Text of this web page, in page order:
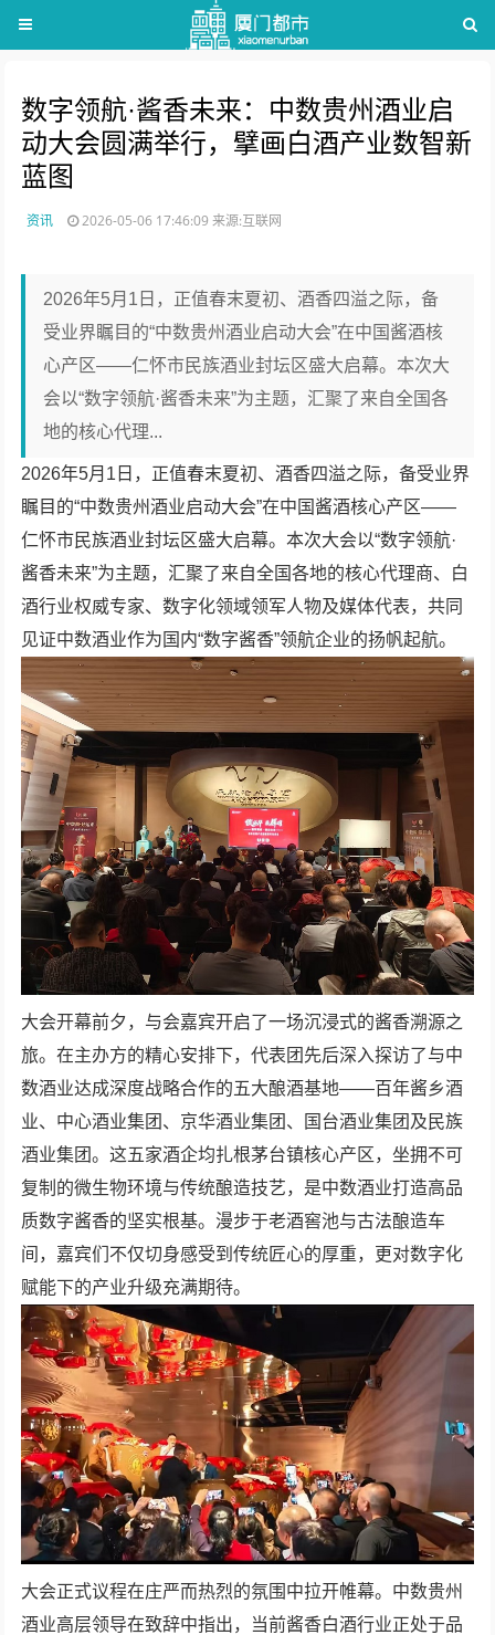
数字领航·酱香未来：中数贵州酒业启
动大会圆满举行，擘画白酒产业数智新
蓝图
资讯 2026-05-06 17:46:09来源:互联网
2026年5月1日，正值春末夏初、酒香四溢之际，备
受业界瞩目的“中数贵州酒业启动大会”在中国酱酒核
心产区——仁怀市民族酒业封坛区盛大启幕。本次大
会以“数字领航·酱香未来”为主题，汇聚了来自全国各
地的核心代理...
2026年5月1日，正值春末夏初、酒香四溢之际，备受业界
瞩目的“中数贵州酒业启动大会”在中国酱酒核心产区——
仁怀市民族酒业封坛区盛大启幕。本次大会以“数字领航·
酱香未来”为主题，汇聚了来自全国各地的核心代理商、白
酒行业权威专家、数字化领域领军人物及媒体代表，共同
见证中数酒业作为国内“数字酱香”领航企业的扬帆起航。
大会开幕前夕，与会嘉宾开启了一场沉浸式的酱香溯源之
旅。在主办方的精心安排下，代表团先后深入探访了与中
数酒业达成深度战略合作的五大酿酒基地——百年酱乡酒
业、中心酒业集团、京华酒业集团、国台酒业集团及民族
酒业集团。这五家酒企均扎根茅台镇核心产区，坐拥不可
复制的微生物环境与传统酿造技艺，是中数酒业打造高品
质数字酱香的坚实根基。漫步于老酒窖池与古法酿造车
间，嘉宾们不仅切身感受到传统匠心的厚重，更对数字化
赋能下的产业升级充满期待。
大会正式议程在庄严而热烈的氛围中拉开帷幕。中数贵州
酒业高层领导在致辞中指出，当前酱香白酒行业正处于品